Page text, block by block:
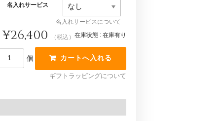
名入れサービス
名入れサービスについて
在庫状態 : 在庫有り
¥26,400 （税込）
個
ギフトラッピングについて